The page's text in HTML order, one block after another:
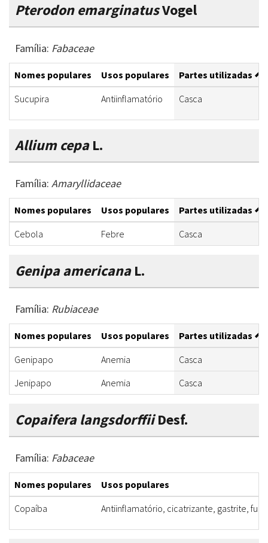
Pterodon emarginatusVogel
Família: Fabaceae
Nomes populares Usos populares
Partes utilizadas
Sucupira
Antiinflamatório Casca
Allium cepaL.
Família: Amaryllidaceae
Nomes populares Usos populares
Partes utilizadas
Cebola
Febre Casca
Genipa americanaL.
Família: Rubiaceae
Nomes populares Usos populares
Partes utilizadas
Genipapo
Anemia
Casca
Jenipapo
Anemia Casca
Copaifera langsdorffiiDesf.
Família: Fabaceae
Nomes populares
Usos populares
Copaíba
Antiinflamatório, cicatrizante, gastrite,